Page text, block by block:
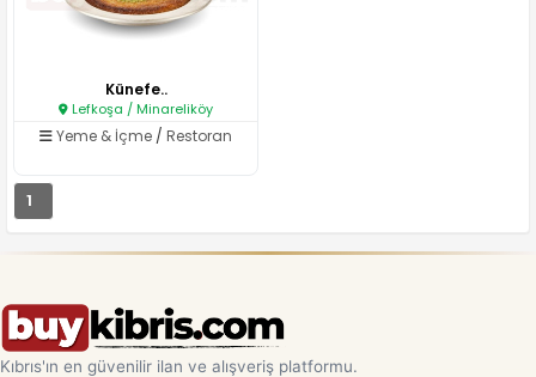
Künefe..
Lefkoşa / Minareliköy
Yeme & İçme / Restoran
1
Kıbrıs'ın en güvenilir ilan ve alışveriş platformu.